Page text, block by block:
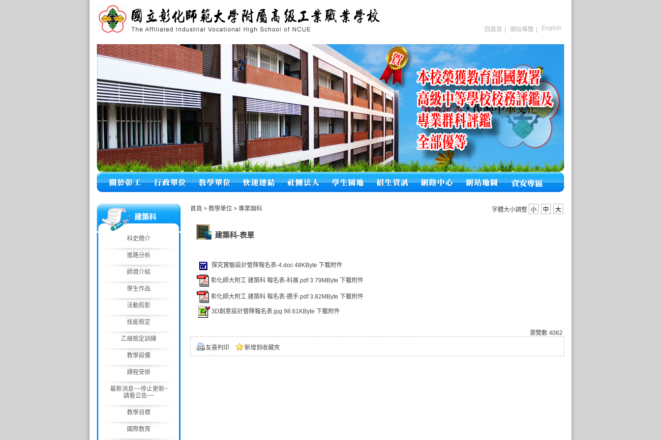
回首頁 網站導覽 English
建築科
科史簡介
進路分析
師資介紹
學生作品
活動剪影
技能檢定
乙級檢定訓練
教學設備
課程安排
最新消息~~停止更新~
請看公告~~
教學目標
國際教育
首頁 > 教學單位 > 專業類科 字體大小調整 小 中 大
建築科-表單
探究實驗設計營隊報名表-4.doc 48KByte 下載附件
彰化師大附工 建築科 報名表-科展.pdf 3.79MByte 下載附件
彰化師大附工 建築科 報名表-選手.pdf 3.82MByte 下載附件
3D創意設計營隊報名表.jpg 98.61KByte 下載附件
瀏覽數 4062
友善列印 新增到收藏夾